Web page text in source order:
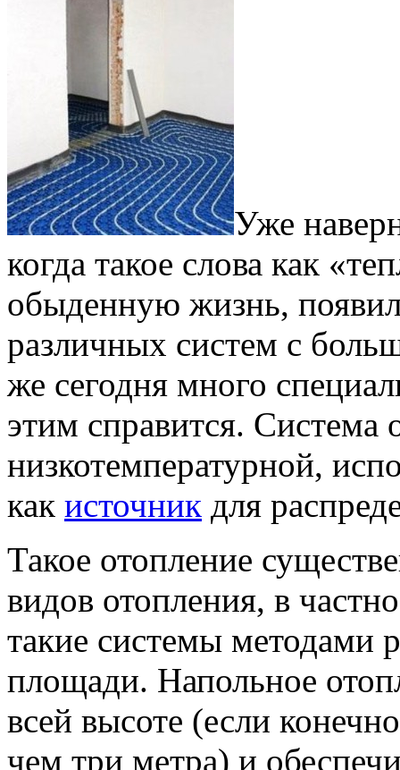
Уже
когда такое слова как
обыденную жизнь,
различных систем с
же сегодня много
этим справится. Система
низкотемпературной,
как источник для
Такое отопление
видов отопления, в
такие системы методами
площади. Напольное
всей высоте (если
чем три метра) и